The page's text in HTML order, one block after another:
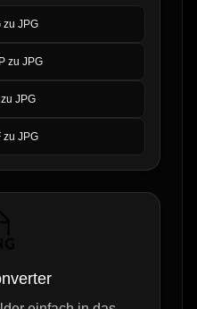
zu JPG
zu JPG
JPG
zu JPG